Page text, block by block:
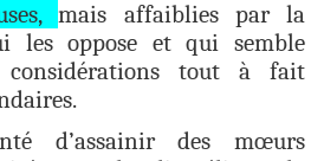
mais affaiblies par la
les oppose et qui semble
considérations tout à fait
d’assainir des mœurs